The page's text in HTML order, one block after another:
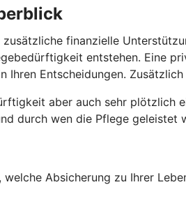
finanzielle
entstehen. Eine
Ihren Entscheidungen.
aber auch sehr
durch wen die Pflege geleistet
Absicherung zu Ihrer